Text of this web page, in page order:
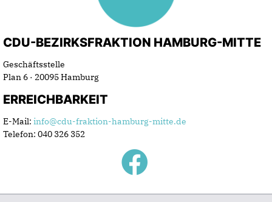
CDU-BEZIRKSFRAKTION HAMBURG-MITTE
Geschäftsstelle
Plan 6 · 20095 Hamburg
ERREICHBARKEIT
E-Mail: info@cdu-fraktion-hamburg-mitte.de
Telefon: 040 326 352